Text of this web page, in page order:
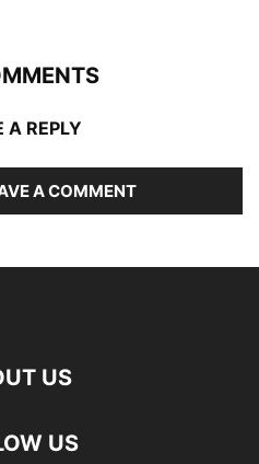
A REPLY
A COMMENT
US
US